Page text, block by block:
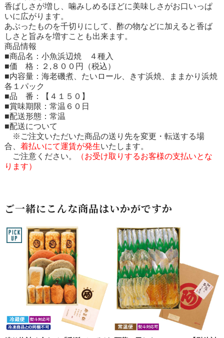
香ばしさが増し、噛みしめるほどに美味しさがお口いっぱ
いに広がります。
あぶったものを千切りにして、酢の物などに加えると香ば
しさと旨みを増すことも出来ます。
商品情報
■商品名：小魚浜辺焼 ４種入
■価 格：２,８００円（税込）
■内容量：海老磯煮、たいロール、きす浜焼、ままかり浜焼
各１パック
■品 番：【４１５０】
■賞味期限：常温６０日
■配送形態：常温
■配送について
※ご注文いただいた商品の送り先を変更・転送する場
合、 着払いにて運賃が発生いたします。
ご注意ください。
（お受け取りするお客様の支払いとな
ります）
ご一緒にこんな商品はいかがですか